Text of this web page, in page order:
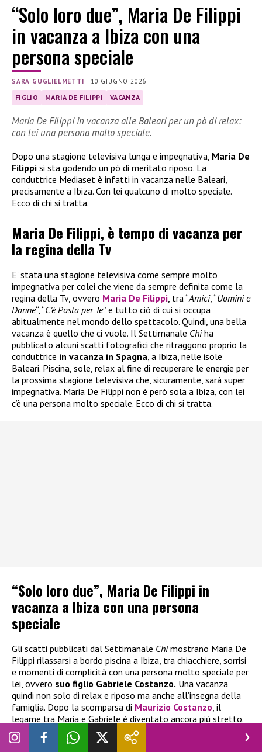
“Solo loro due”, Maria De Filippi
in vacanza a Ibiza con una
persona speciale
SARA GUGLIELMETTI | 10 GIUGNO 2026
FIGLIO MARIA DE FILIPPI VACANZA
Maria De Filippi in vacanza alle Baleari per un pò di relax:
con lei una persona molto speciale.
Dopo una stagione televisiva lunga e impegnativa, Maria De
Filippi si sta godendo un pò di meritato riposo. La
conduttrice Mediaset è infatti in vacanza nelle Baleari,
precisamente a Ibiza. Con lei qualcuno di molto speciale.
Ecco di chi si tratta.
Maria De Filippi, è tempo di vacanza per
la regina della Tv
E’ stata una stagione televisiva come sempre molto
impegnativa per colei che viene da sempre definita come la
regina della Tv, ovvero Maria De Filippi , tra “Amici, “Uomini e
Donne“, “C’è Posta per Te” e tutto ciò di cui si occupa
abitualmente nel mondo dello spettacolo. Quindi, una bella
vacanza è quello che ci vuole. Il Settimanale Chiha
pubblicato alcuni scatti fotografici che ritraggono proprio la
conduttrice in vacanza in Spagna , a Ibiza, nelle isole
Baleari. Piscina, sole, relax al fine di recuperare le energie per
la prossima stagione televisiva che, sicuramente, sarà super
impegnativa. Maria De Filippi non è però sola a Ibiza, con lei
c’è una persona molto speciale. Ecco di chi si tratta.
“Solo loro due”, Maria De Filippi in
vacanza a Ibiza con una persona
speciale
Gli scatti pubblicati dal Settimanale Chimostrano Maria De
Filippi rilassarsi a bordo piscina a Ibiza, tra chiacchiere, sorrisi
e momenti di complicità con una persona molto speciale per
lei, ovvero suo figlio Gabriele Costanzo. Una vacanza
quindi non solo di relax e riposo ma anche all’insegna della
famiglia. Dopo la scomparsa di Maurizio Costanzo, il
legame tra Maria e Gabriele è diventato ancora più stretto.
Ecco cosa scriveChi: “Una vacanza fuori dalla comfort zone. O
forse, più semplicemente, dentro una zona protetta: quella di un